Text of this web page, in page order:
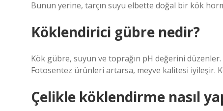
Bunun yerine, tarçın suyu elbette doğal bir kök
Köklendirici gübre nedir?
Kök gübre, suyun ve toprağın pH değerini düzenler.
Fotosentez ürünleri artarsa, meyve kalitesi iyileşir.
Çelikle köklendirme nasıl